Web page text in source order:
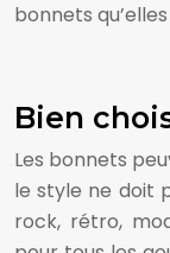
bonnets
Bien
Les bonnets
le style ne doit
rock, rétro,